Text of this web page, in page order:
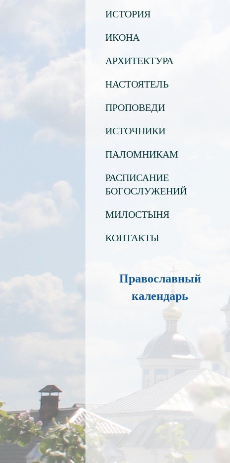
ИСТОРИЯ
ИКОНА
АРХИТЕКТУРА
НАСТОЯТЕЛЬ
ПРОПОВЕДИ
ИСТОЧНИКИ
ПАЛОМНИКАМ
РАСПИСАНИЕ
БОГОСЛУЖЕНИЙ
МИЛОСТЫНЯ
КОНТАКТЫ
Православный
календарь